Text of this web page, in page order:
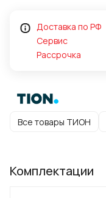
Доставка по РФ
Сервис
Рассрочка
Все товары ТИОН
Комплектации